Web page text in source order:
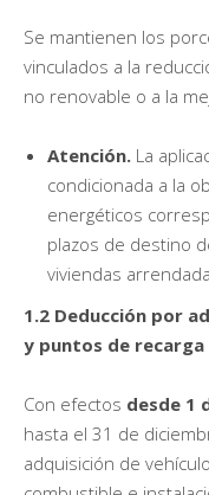
Se mantienen los
vinculados a la
no renovable o a la
Atención. La
condicionada a la
energéticos
plazos de destino
viviendas
1.2 Deducción por
y puntos de recarga
Con efectos desde 1
hasta el 31 de
adquisición de